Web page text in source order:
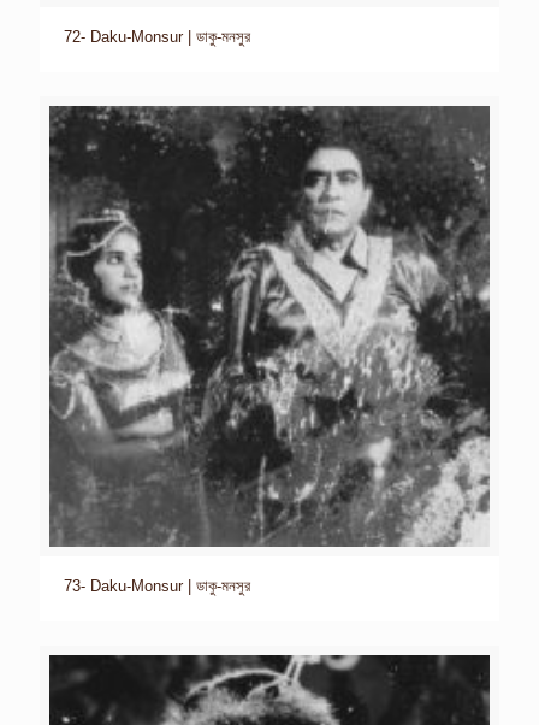
72- Daku-Monsur | ডাকু-মনসুর
73- Daku-Monsur | ডাকু-মনসুর